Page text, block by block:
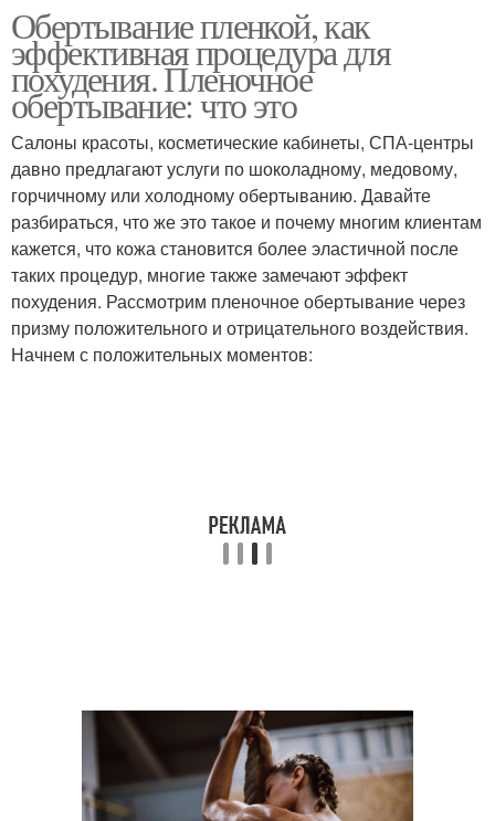
Обертывание пленкой, как
эффективная процедура для
похудения. Пленочное
обертывание: что это
Салоны красоты, косметические кабинеты, СПА-центры
давно предлагают услуги по шоколадному, медовому,
горчичному или холодному обертыванию. Давайте
разбираться, что же это такое и почему многим клиентам
кажется, что кожа становится более эластичной после
таких процедур, многие также замечают эффект
похудения. Рассмотрим пленочное обертывание через
призму положительного и отрицательного воздействия.
Начнем с положительных моментов: